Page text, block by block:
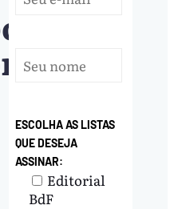
ESCOLHA AS LISTAS
QUE DESEJA
ASSINAR:
Editorial
BdF